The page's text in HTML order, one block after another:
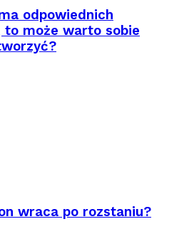
odpowiednich
to może warto sobie
wraca po rozstaniu?